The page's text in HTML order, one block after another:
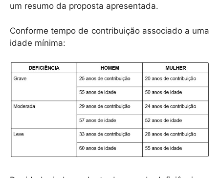
um resumo da proposta apresentada.
Conforme tempo de contribuição associado a uma
idade mínima: